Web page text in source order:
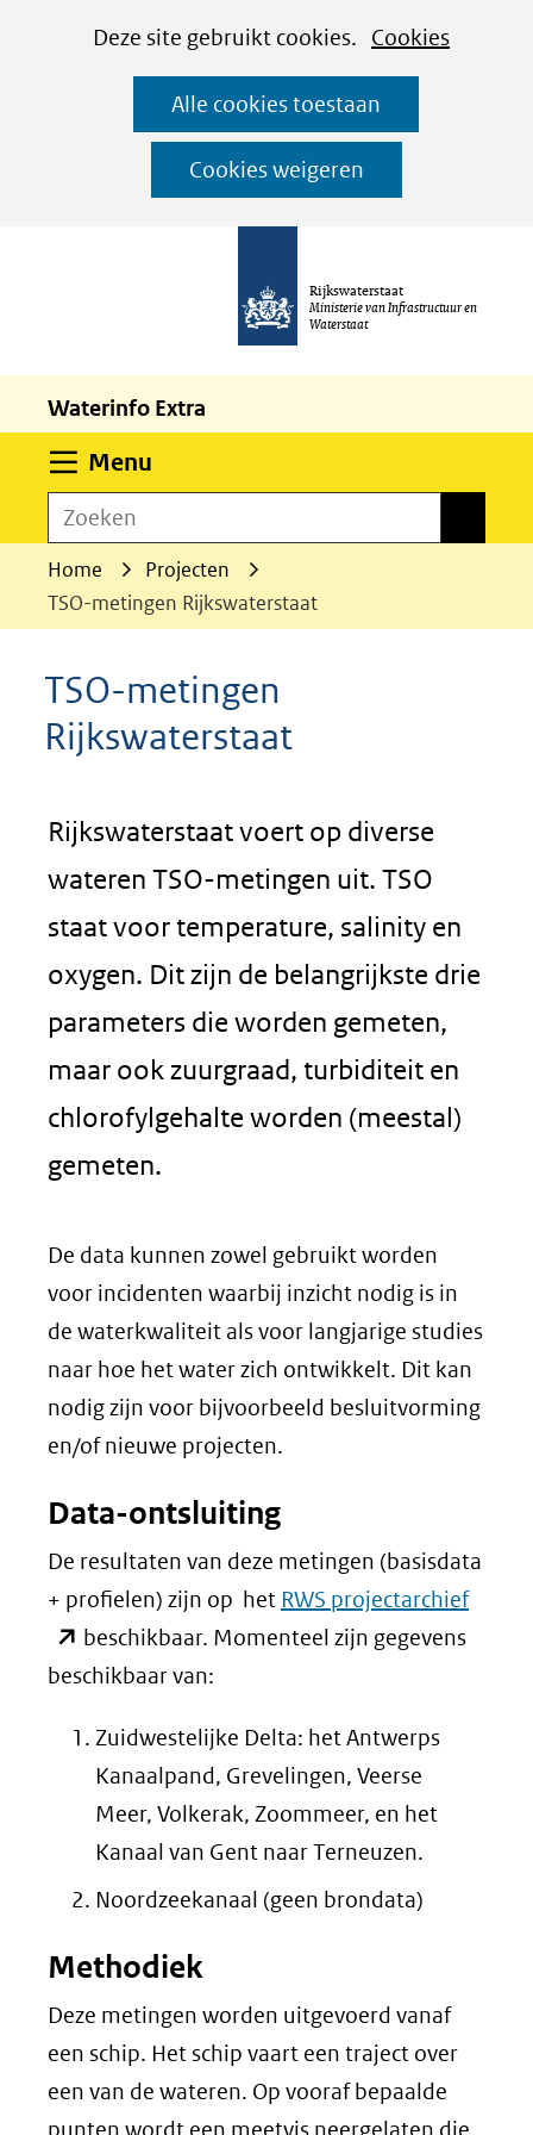
CookiesDeze site gebruikt cookies. Cookies
worden
toegestaan
geweigerd.
Alle cookies toestaan
Cookies weigeren
Ga
naar
de
inhoud
Rijkswaterstaat
Ministerie van Infrastructuur en
Waterstaat
Waterinfo Extra
Menu
Zoeken
Home
Projecten
TSO-metingen Rijkswaterstaat
TSO-metingen
Rijkswaterstaat
Rijkswaterstaat voert op diverse
wateren TSO-metingen uit. TSO
staat voor temperature, salinity en
oxygen. Dit zijn de belangrijkste drie
parameters die worden gemeten,
maar ook zuurgraad, turbiditeit en
chlorofylgehalte worden (meestal)
gemeten.
De data kunnen zowel gebruikt worden
voor incidenten waarbij inzicht nodig is in
de waterkwaliteit als voor langjarige studies
naar hoe het water zich ontwikkelt. Dit kan
nodig zijn voor bijvoorbeeld besluitvorming
en/of nieuwe projecten.
Data-ontsluiting
De resultaten van deze metingen (basisdata
+ profielen) zijn op het RWS projectarchief(opent
beschikbaar. Momenteel zijn gegevens
beschikbaar van:
Zuidwestelijke Delta: het Antwerps
Kanaalpand, Grevelingen, Veerse
Meer, Volkerak, Zoommeer, en het
Kanaal van Gent naar Terneuzen.
Noordzeekanaal (geen brondata)
Methodiek
Deze metingen worden uitgevoerd vanaf
een schip. Het schip vaart een traject over
een van de wateren. Op vooraf bepaalde
punten wordt een meetvis neergelaten die